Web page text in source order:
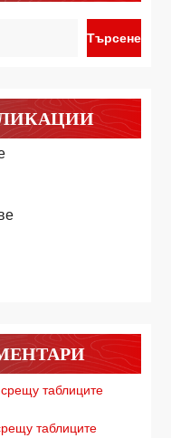
Търсене
таблиците
таблиците